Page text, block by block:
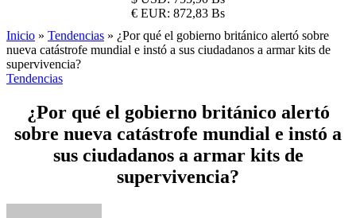
€ EUR: 872,83 Bs
Inicio » Tendencias » ¿Por qué el gobierno británico alertó sobre
nueva catástrofe mundial e instó a sus ciudadanos a armar kits de
supervivencia?
Tendencias
¿Por qué el gobierno británico alertó
sobre nueva catástrofe mundial e instó a
sus ciudadanos a armar kits de
supervivencia?